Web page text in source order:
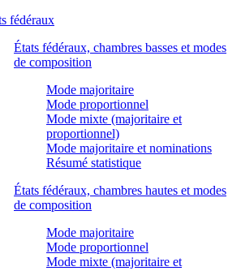
fédéraux
États fédéraux, chambres basses et modes
de composition
Mode majoritaire
Mode proportionnel
Mode mixte (majoritaire et
proportionnel)
Mode majoritaire et nominations
Résumé statistique
États fédéraux, chambres hautes et modes
de composition
Mode majoritaire
Mode proportionnel
Mode mixte (majoritaire et